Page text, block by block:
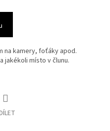
na kamery, foťáky apod.
jakékoli místo v člunu.